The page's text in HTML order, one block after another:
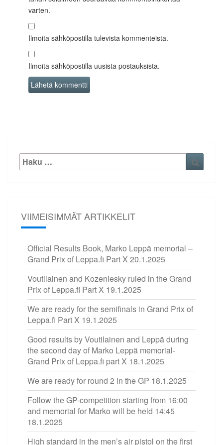
varten.
Ilmoita sähköpostilla tulevista kommenteista.
Ilmoita sähköpostilla uusista postauksista.
Etsi:
VIIMEISIMMÄT ARTIKKELIT
Official Results Book, Marko Leppä memorial –
Grand Prix of Leppa.fi Part X 20.1.2025
Voutilainen and Kozeniesky ruled in the Grand
Prix of Leppa.fi Part X 19.1.2025
We are ready for the semifinals in Grand Prix of
Leppa.fi Part X 19.1.2025
Good results by Voutilainen and Leppä during
the second day of Marko Leppä memorial-
Grand Prix of Leppa.fi part X 18.1.2025
We are ready for round 2 in the GP 18.1.2025
Follow the GP-competition starting from 16:00
and memorial for Marko will be held 14:45
18.1.2025
High standard in the men’s air pistol on the first